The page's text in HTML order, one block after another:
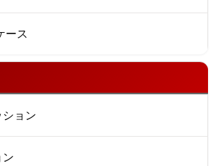
ース
ョン